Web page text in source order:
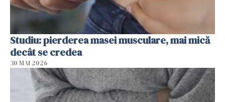
Studiu: pierderea masei musculare, mai mică
decât se credea
30 MAI 2026